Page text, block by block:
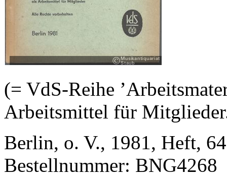
(= VdS-Reihe
Arbeitsmittel für
Berlin, o. V., 1981, Heft,
Bestellnummer: BNG4268